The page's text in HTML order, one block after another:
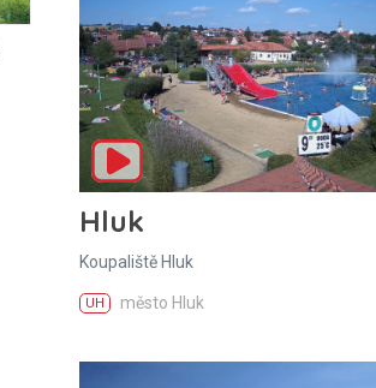
Hluk
Koupaliště Hluk
UH město Hluk